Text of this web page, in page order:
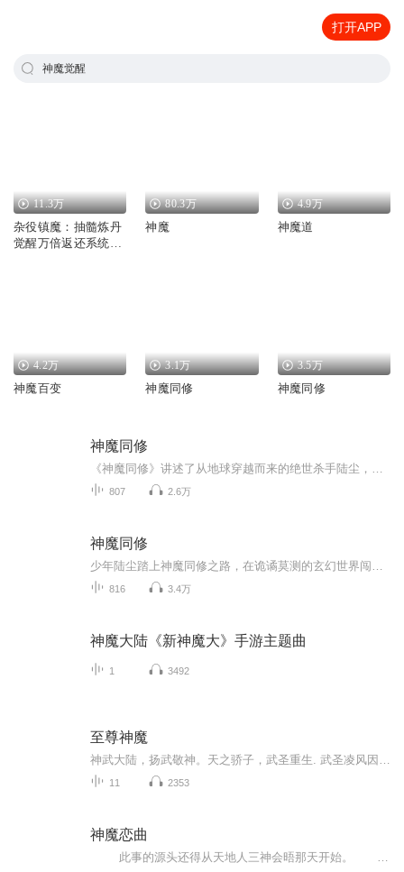
打开APP
神魔觉醒
11.3万
杂役镇魔：抽髓炼丹
觉醒万倍返还系统逆
80.3万
神魔
4.9万
神魔道
4.2万
神魔百变
3.1万
神魔同修
3.5万
神魔同修
神魔同修
807 2.6万
神魔同修
816 3.4万
神魔大陆《新神魔大》手游主题曲
1 3492
至尊神魔
11 2353
神魔恋曲